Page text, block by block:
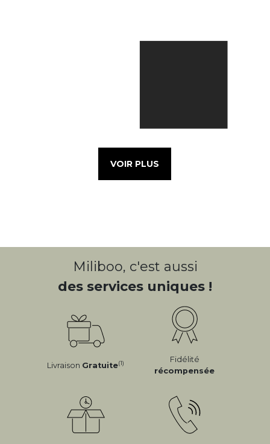
VOIR PLUS
Miliboo, c'est aussi
des services uniques !
Livraison Gratuite(1)
Fidélité
récompensée